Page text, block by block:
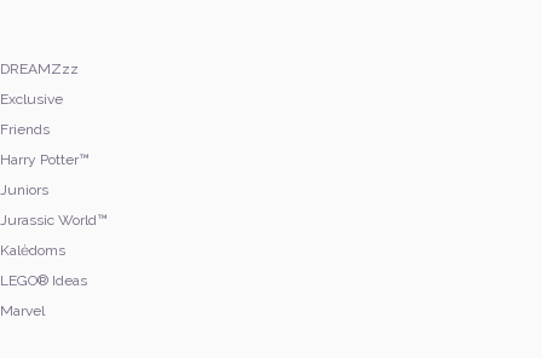
DREAMZzz
Exclusive
Friends
Harry Potter™
Juniors
Jurassic World™
Kalėdoms
LEGO® Ideas
Marvel